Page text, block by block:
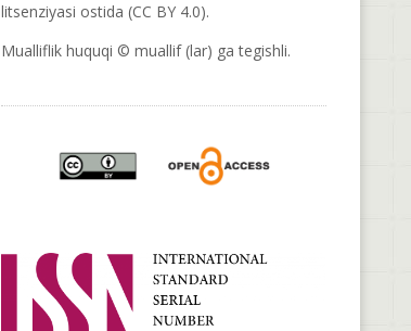
litsenziyasi ostida (CC BY 4.0).
Mualliflik huquqi © muallif (lar) ga tegishli.